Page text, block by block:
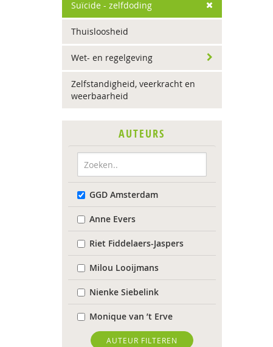
Suïcide - zelfdoding
Thuisloosheid
Wet- en regelgeving
Zelfstandigheid, veerkracht en
weerbaarheid
AUTEURS
GGD Amsterdam
Anne Evers
Riet Fiddelaers-Jaspers
Milou Looijmans
Nienke Siebelink
Monique van ’t Erve
Toon Verlaan
AUTEUR FILTEREN